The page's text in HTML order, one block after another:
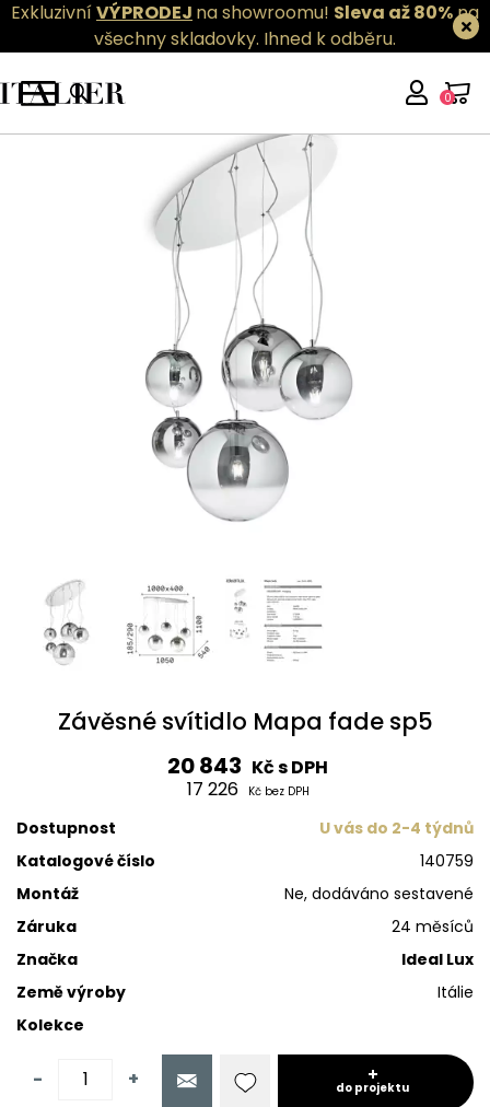
ExkluzivníVÝPRODEJ na showroomu! Sleva až 80%na
všechny skladovky. Ihned k odběru.
0
Závěsné svítidlo Mapa fade sp5
20 843 Kč s DPH
17 226
Kč bez DPH
Dostupnost
U vás do 2-4 týdnů
Katalogové číslo
140759
Montáž
Ne, dodáváno sestavené
Záruka
24 měsíců
Značka
Ideal Lux
Země výroby
Itálie
Kolekce
- + do projektu